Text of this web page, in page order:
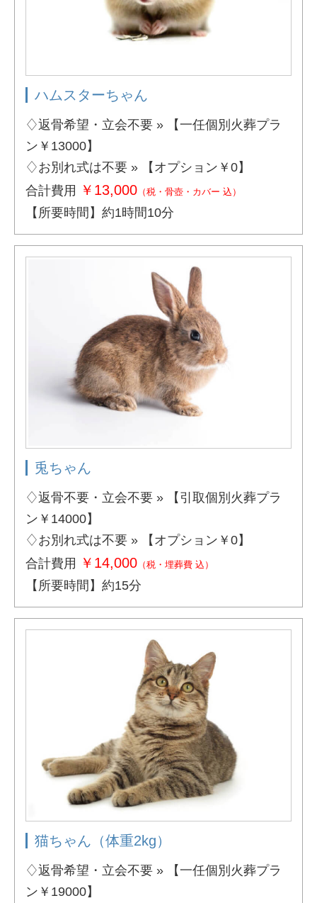
ハムスターちゃん
♢返骨希望・立会不要 » 【一任個別火葬プラ
ン￥13000】
♢お別れ式は不要 » 【オプション￥0】
合計費用
￥13,000（税・骨壺・カバー 込）
【所要時間】約1時間10分
兎ちゃん
♢返骨不要・立会不要 » 【引取個別火葬プラ
ン￥14000】
♢お別れ式は不要 » 【オプション￥0】
合計費用
￥14,000（税・埋葬費 込）
【所要時間】約15分
猫ちゃん（体重2kg）
♢返骨希望・立会不要 » 【一任個別火葬プラ
ン￥19000】